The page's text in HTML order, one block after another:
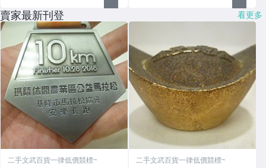
賣家最新刊登 看更多
二手文武百貨一律低價競標~ 二手文武百貨一律低價競標~